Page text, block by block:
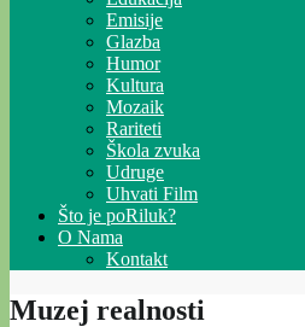
Emisije
Glazba
Humor
Kultura
Mozaik
Rariteti
Škola zvuka
Udruge
Uhvati Film
Što je poRiluk?
O Nama
Kontakt
Muzej realnosti